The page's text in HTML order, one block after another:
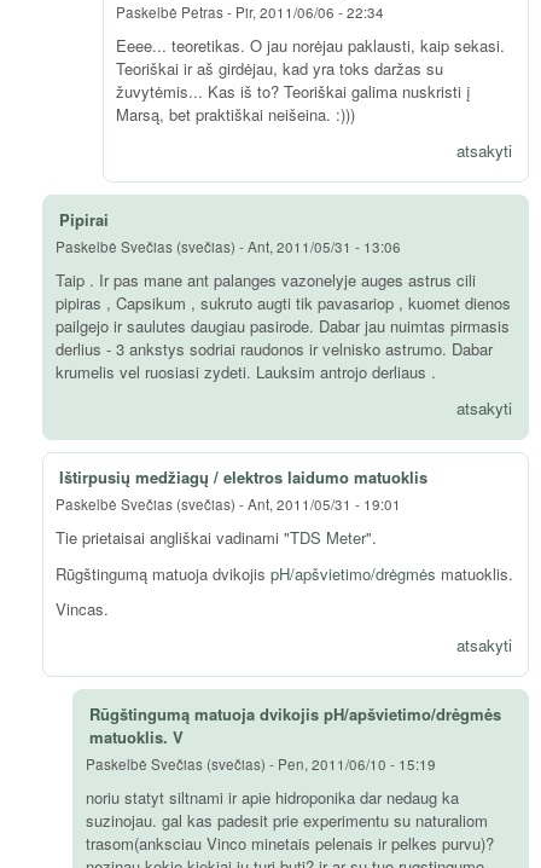
Paskelbė Petras- Pir, 2011/06/06 - 22:34
Eeee... teoretikas. O jau norėjau paklausti, kaip sekasi.
Teoriškai ir aš girdėjau, kad yra toks daržas su
žuvytėmis... Kas iš to? Teoriškai galima nuskristi į
Marsą, bet praktiškai neišeina. :)))
atsakyti
Pipirai
Paskelbė Svečias (svečias) -Ant, 2011/05/31 - 13:06
Taip . Ir pas mane ant palanges vazonelyje auges astrus cili
pipiras , Capsikum , sukruto augti tik pavasariop , kuomet dienos
pailgejo ir saulutes daugiau pasirode. Dabar jau nuimtas pirmasis
derlius - 3 ankstys sodriai raudonos ir velnisko astrumo. Dabar
krumelis vel ruosiasi zydeti. Lauksim antrojo derliaus .
atsakyti
Ištirpusių medžiagų / elektros laidumo matuoklis
Paskelbė Svečias (svečias) -Ant, 2011/05/31 - 19:01
Tie prietaisai angliškai vadinami "TDS Meter".
Rūgštingumą matuoja dvikojis pH/apšvietimo/drėgmės matuoklis.
Vincas.
atsakyti
Rūgštingumą matuoja dvikojis pH/apšvietimo/drėgmės
matuoklis. V
Paskelbė Svečias (svečias) - Pen, 2011/06/10 - 15:19
noriu statyt siltnami ir apie hidroponika dar nedaug ka
suzinojau. gal kas padesit prie experimentu su naturaliom
trasom(anksciau Vinco minetais pelenais ir pelkes purvu)?